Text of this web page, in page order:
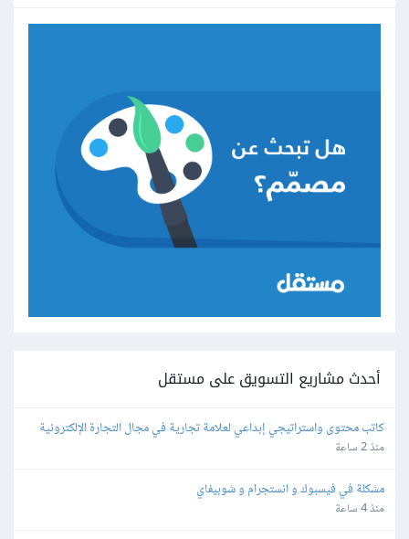
أحدث مشاريع التسويق على مستقل
كاتب محتوى واستراتيجي إبداعي لعلامة تجارية في مجال التجارة الإلكترونية
منذ 2 ساعة
مشكلة في فيسبوك و انستجرام و شوبيفاي
منذ 4 ساعة